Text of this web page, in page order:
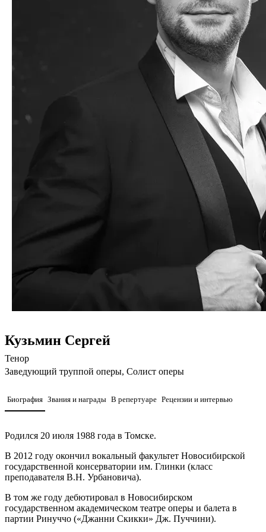
Кузьмин Сергей
Тенор
Заведующий труппой оперы, Солист оперы
Биография Звания и награды В репертуаре Рецензии и интервью
Родился 20 июля 1988 года в Томске.
В 2012 году окончил вокальный факультет Новосибирской
государственной консерватории им. Глинки (класс
преподавателя В.Н. Урбановича).
В том же году дебютировал в Новосибирском
государственном академическом театре оперы и балета в
партии Ринуччо («Джанни Скикки» Дж. Пуччини).